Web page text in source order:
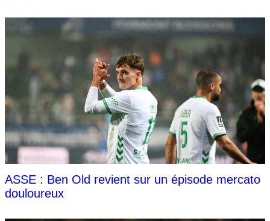
ASSE : Ben Old revient sur un épisode mercato
douloureux